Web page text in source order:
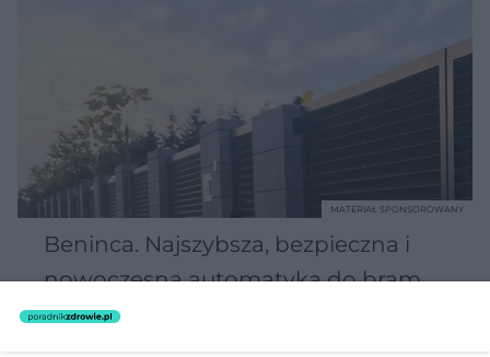
Beninca. Najszybsza, bezpieczna i
nowoczesna automatyka do bram
MATERIAŁ SPONSOROWANY